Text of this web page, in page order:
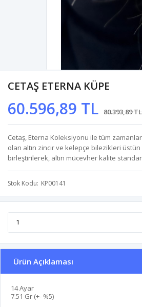
CETAŞ ETERNA KÜPE
60.596,89 TL 80.393,89 TL
Cetaş, Eterna Koleksiyonu ile tüm
olan altın zincir ve kelepçe bilezikleri
birleştirilerek, altın mücevher kalite
Stok Kodu KP00141
Ürün Açıklaması
14 Ayar
7.51 Gr (+- %5)